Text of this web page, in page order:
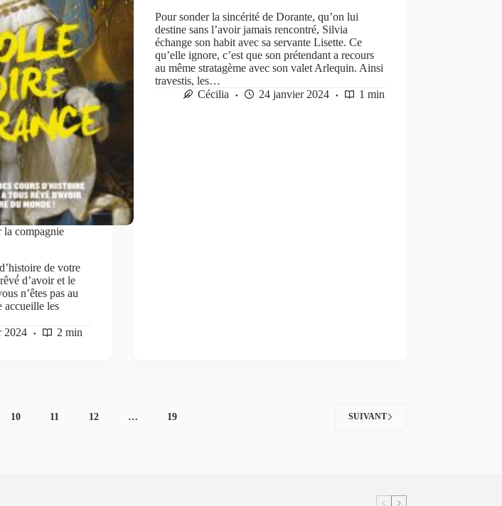
la compagnie
de votre
d’avoir et le
n’êtes pas au
accueille les
2024 2 min
Pour sonder la sincérité de Dorante, qu’on lui
destine sans l’avoir jamais rencontré, Silvia
échange son habit avec sa servante Lisette. Ce
qu’elle ignore, c’est que son prétendant a recours
au même stratagème avec son valet Arlequin. Ainsi
travestis, les…
Cécilia
24 janvier 2024 1 min
10 11 12 … 19 SUIVANT